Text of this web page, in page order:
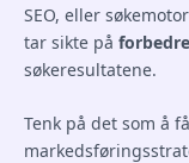
SEO, eller
tar sikte på
søkeresultatene.
Tenk på det som å